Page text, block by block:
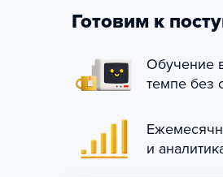
Готовим к
Обучение
темпе без
и